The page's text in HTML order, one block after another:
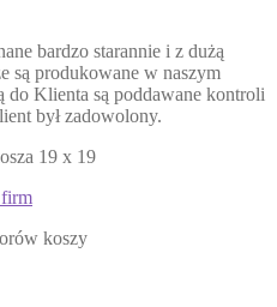
bardzo starannie i z dużą
są produkowane w naszym
do Klienta są poddawane kontroli
był zadowolony.
19 x 19
koszy